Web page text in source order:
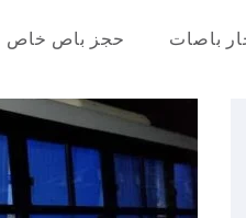
في مصر
باصات حجز باص خاص